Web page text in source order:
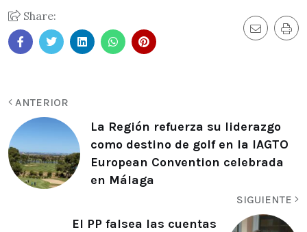
Share:
ANTERIOR
La Región refuerza su liderazgo
como destino de golf en la IAGTO
European Convention celebrada
en Málaga
SIGUIENTE
El PP falsea las cuentas